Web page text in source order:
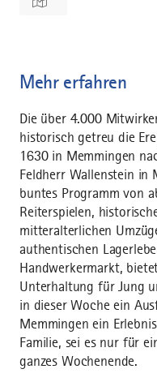
Mehr erfahren
Die über 4.000
historisch getreu die
1630 in Memmingen
Feldherr Wallenstein in
buntes Programm von
Reiterspielen,
mitteralterlichen
authentischen
Handwerkermarkt,
Unterhaltung für Jung
in dieser Woche ein
Memmingen ein
Familie, sei es nur für
ganzes Wochenende.